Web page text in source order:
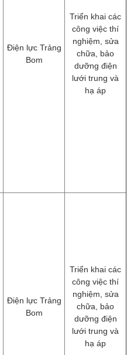
Điện lực Trảng
Bom
Triển khai các
công việc thí
nghiệm, sửa
chữa, ​bảo
dưỡng điện
lưới trung và
hạ áp
Điện lực Trảng
Bom
Triển khai các
công việc thí
nghiệm, sửa
chữa, ​bảo
dưỡng điện
lưới trung và
hạ áp